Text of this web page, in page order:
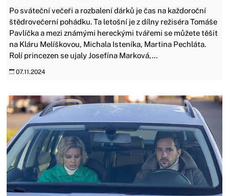
Po sváteční večeři a rozbalení dárků je čas na každoroční
štědrovečerní pohádku. Ta letošní je z dílny režiséra Tomáše
Pavlíčka a mezi známými hereckými tvářemi se můžete těšit
na Kláru Melíškovou, Michala Isteníka, Martina Pechláta.
Rolí princezen se ujaly Josefína Marková,...
07.11.2024